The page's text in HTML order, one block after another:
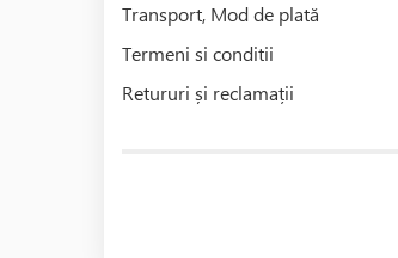
Transport, Mod de plată
Termeni si conditii
Retururi și reclamații